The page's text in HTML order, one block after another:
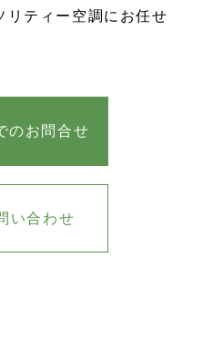
リティー空調にお任せ
のお問合せ
い合わせ